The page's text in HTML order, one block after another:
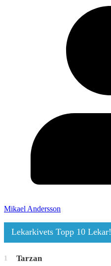
Mikael Andersson
Lekarkivets Topp 10 Lekar!
1 Tarzan